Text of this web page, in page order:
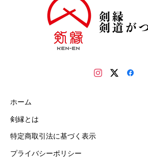
ホーム
剣縁とは
特定商取引法に基づく表示
プライバシーポリシー